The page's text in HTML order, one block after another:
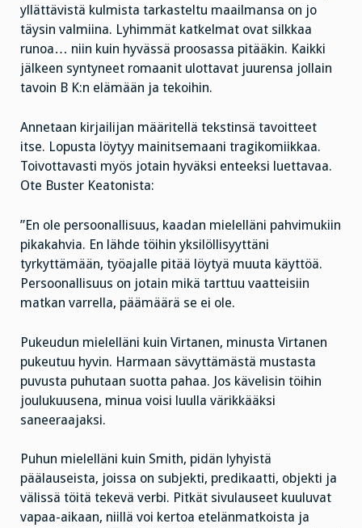
yllättävistä kulmista tarkasteltu maailmansa on jo
täysin valmiina. Lyhimmät katkelmat ovat silkkaa
runoa… niin kuin hyvässä proosassa pitääkin. Kaikki
jälkeen syntyneet romaanit ulottavat juurensa jollain
tavoin B K:n elämään ja tekoihin.
Annetaan kirjailijan määritellä tekstinsä tavoitteet
itse. Lopusta löytyy mainitsemaani tragikomiikkaa.
Toivottavasti myös jotain hyväksi enteeksi luettavaa.
Ote Buster Keatonista:
”En ole persoonallisuus, kaadan mielelläni pahvimukiin
pikakahvia. En lähde töihin yksilöllisyyttäni
tyrkyttämään, työajalle pitää löytyä muuta käyttöä.
Persoonallisuus on jotain mikä tarttuu vaatteisiin
matkan varrella, päämäärä se ei ole.
Pukeudun mielelläni kuin Virtanen, minusta Virtanen
pukeutuu hyvin. Harmaan sävyttämästä mustasta
puvusta puhutaan suotta pahaa. Jos kävelisin töihin
joulukuusena, minua voisi luulla värikkääksi
saneeraajaksi.
Puhun mielelläni kuin Smith, pidän lyhyistä
päälauseista, joissa on subjekti, predikaatti, objekti ja
välissä töitä tekevä verbi. Pitkät sivulauseet kuuluvat
vapaa-aikaan, niillä voi kertoa etelänmatkoista ja